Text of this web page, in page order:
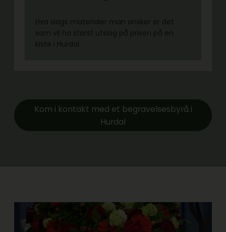
Kom i kontakt med et begravelsesbyrå i
Hurdal